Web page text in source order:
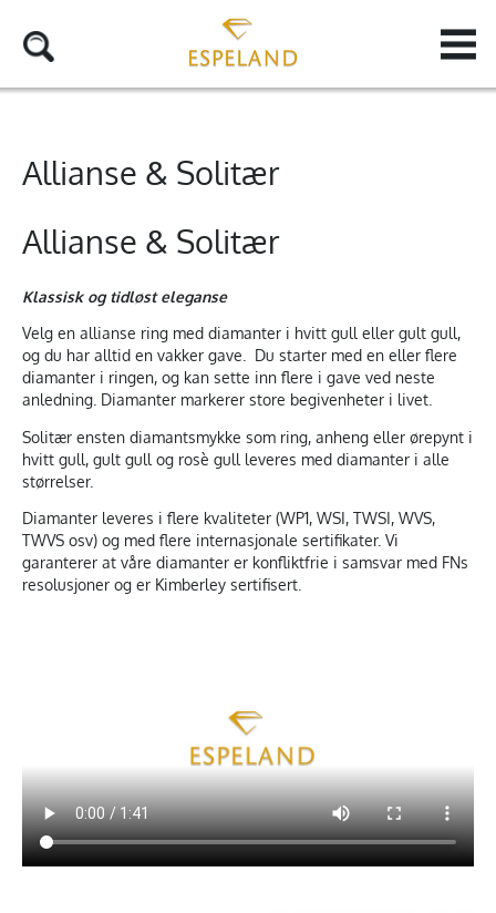
Allianse & Solitær
Allianse & Solitær
Klassisk og tidløst eleganse
Velg en allianse ring med diamanter i hvitt gull eller gult gull,
og du har alltid en vakker gave. Du starter med en eller flere
diamanter i ringen, og kan sette inn flere i gave ved neste
anledning. Diamanter markerer store begivenheter i livet.
Solitær ensten diamantsmykke som ring, anheng eller ørepynt i
hvitt gull, gult gull og rosè gull leveres med diamanter i alle
størrelser.
Diamanter leveres i flere kvaliteter (WP1, WSI, TWSI, WVS,
TWVS osv) og med flere internasjonale sertifikater. Vi
garanterer at våre diamanter er konfliktfrie i samsvar med FNs
resolusjoner og er Kimberley sertifisert.